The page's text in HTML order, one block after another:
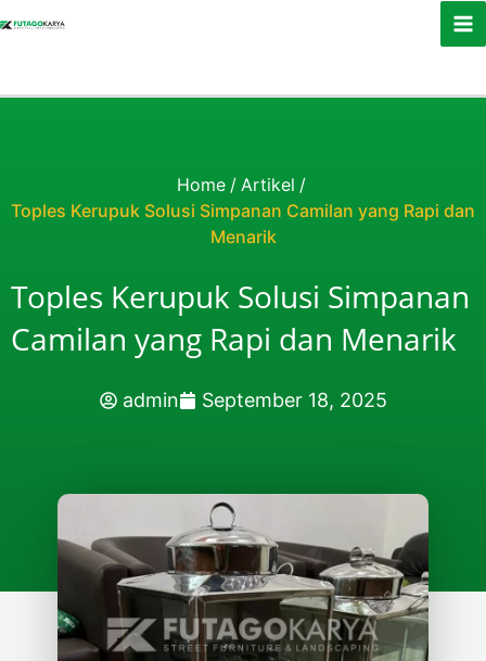
Home / Artikel /
Toples Kerupuk Solusi Simpanan Camilan yang Rapi dan
Menarik
Toples Kerupuk Solusi Simpanan
Camilan yang Rapi dan Menarik
admin September 18, 2025